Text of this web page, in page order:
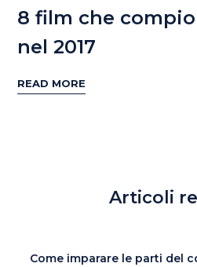
8 film che
nel 2017
READ MORE
Articoli
Come imparare le parti del